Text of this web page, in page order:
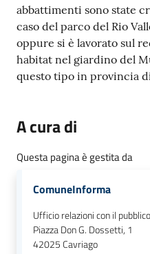
abbattimenti sono state
caso del parco del Rio
oppure si è lavorato sul
habitat nel giardino del
questo tipo in provincia
A cura di
Questa pagina è gestita da
ComuneInforma
Ufficio relazioni con il pubblico
Piazza Don G. Dossetti, 1
42025Cavriago